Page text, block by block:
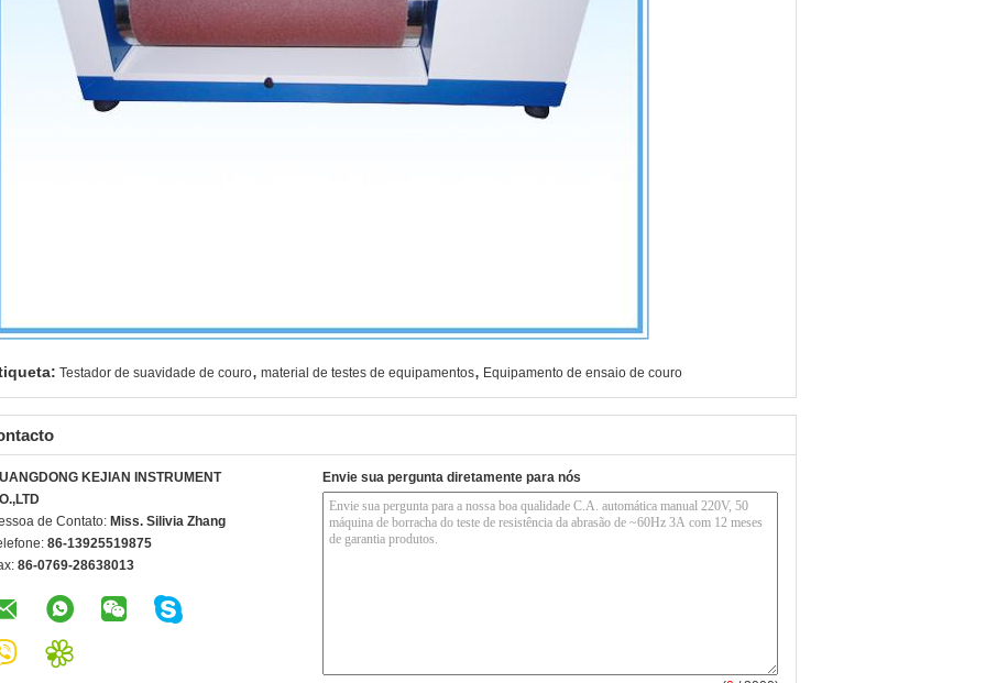
Testador de suavidade de couro, material de testes de equipamentos, Equipamento de ensaio de couro
KEJIAN INSTRUMENT
de Contato: Miss. Silivia Zhang
86-13925519875
86-0769-28638013
Envie sua pergunta diretamente para nós